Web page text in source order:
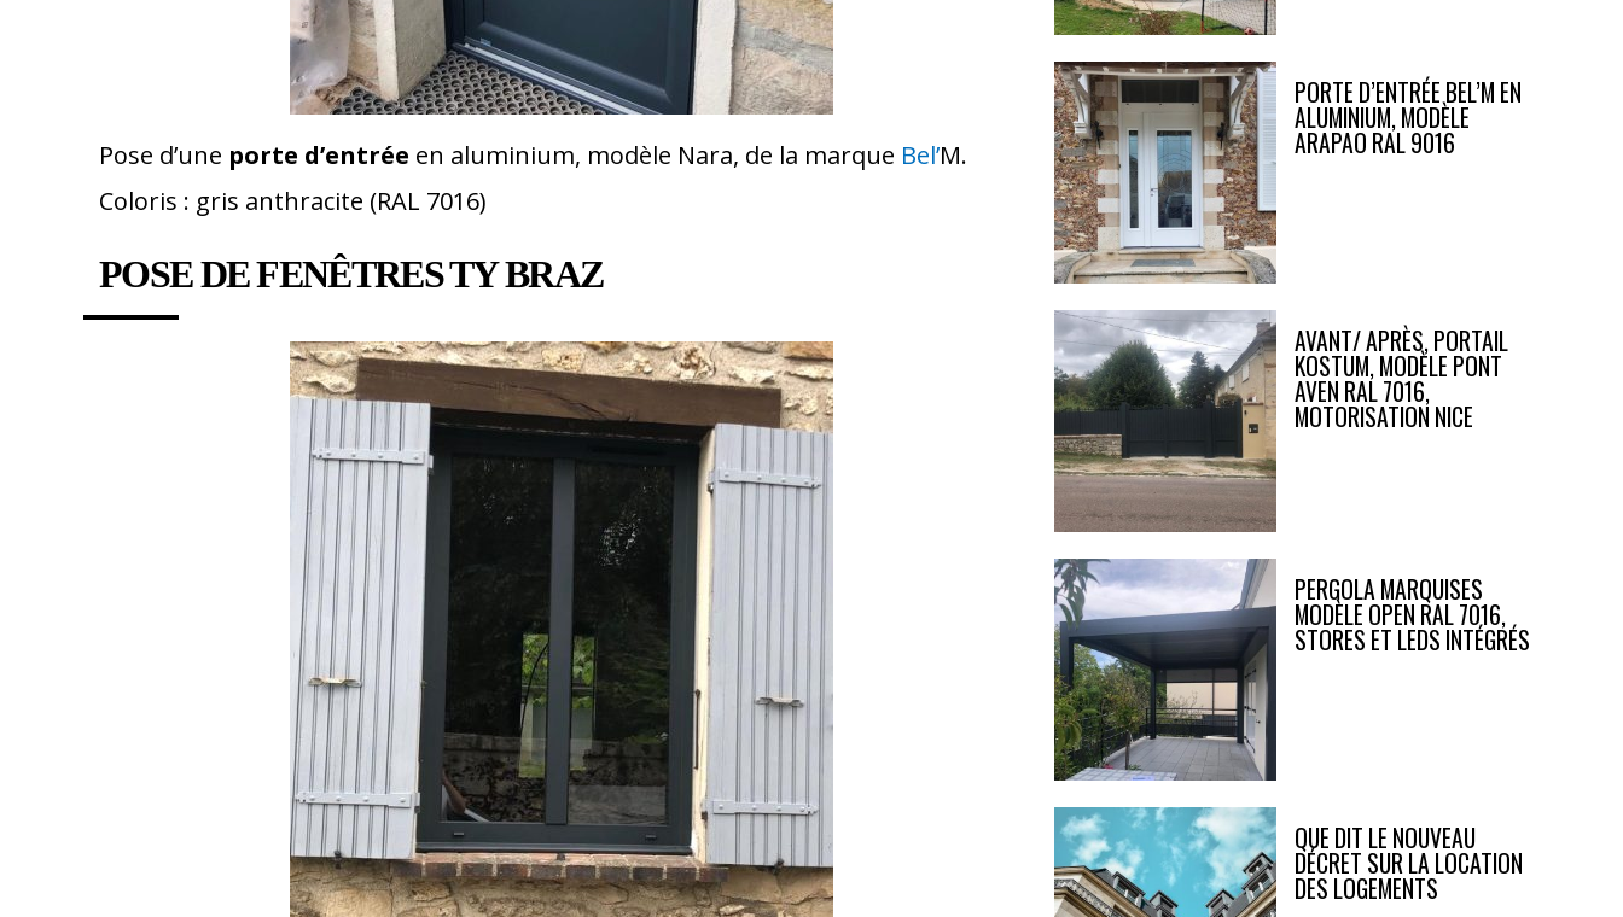
Pose d’une porte d’entrée en aluminium, modèle Nara, de la marque Bel’M.
Coloris : gris anthracite (RAL 7016)
POSE DE FENÊTRES TY BRAZ
PORTE D’ENTRÉE BEL’M EN
ALUMINIUM, MODÈLE
ARAPAO RAL 9016
AVANT/ APRÈS, PORTAIL
KOSTUM, MODÈLE PONT
AVEN RAL 7016,
MOTORISATION NICE
PERGOLA MARQUISES
MODÈLE OPEN RAL 7016,
STORES ET LEDS INTÉGRÉS
QUE DIT LE NOUVEAU
DÉCRET SUR LA LOCATION
DES LOGEMENTS